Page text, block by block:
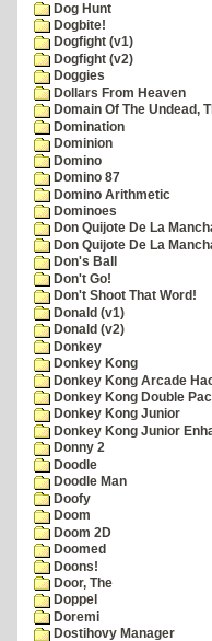
Dog Hunt
Dogbite!
Dogfight (v1)
Dogfight (v2)
Doggies
Dollars From Heaven
Domain Of The Undead,
Domination
Dominion
Domino
Domino 87
Domino Arithmetic
Dominoes
Don Quijote De La
Don Quijote De La
Don's Ball
Don't Go!
Don't Shoot That Word!
Donald (v1)
Donald (v2)
Donkey
Donkey Kong
Donkey Kong Arcade
Donkey Kong Double
Donkey Kong Junior
Donkey Kong Junior
Donny 2
Doodle
Doodle Man
Doofy
Doom
Doom 2D
Doomed
Doons!
Door, The
Doppel
Doremi
Dostihovy Manager